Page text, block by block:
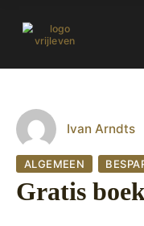
Ivan Arndts
ALGEMEEN
Gratis